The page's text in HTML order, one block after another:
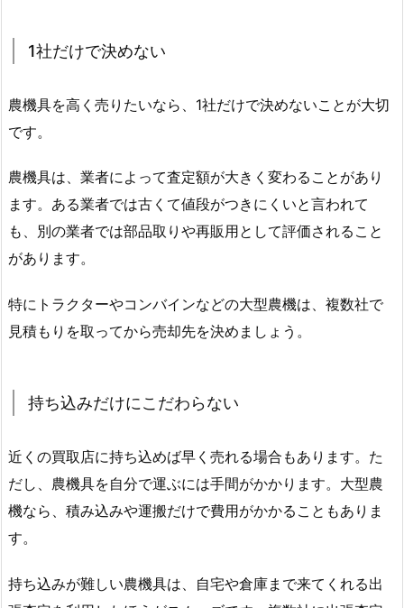
1社だけで決めない
農機具を高く売りたいなら、1社だけで決めないことが大切
です。
農機具は、業者によって査定額が大きく変わることがあり
ます。ある業者では古くて値段がつきにくいと言われて
も、別の業者では部品取りや再販用として評価されること
があります。
特にトラクターやコンバインなどの大型農機は、複数社で
見積もりを取ってから売却先を決めましょう。
持ち込みだけにこだわらない
近くの買取店に持ち込めば早く売れる場合もあります。た
だし、農機具を自分で運ぶには手間がかかります。大型農
機なら、積み込みや運搬だけで費用がかかることもありま
す。
持ち込みが難しい農機具は、自宅や倉庫まで来てくれる出